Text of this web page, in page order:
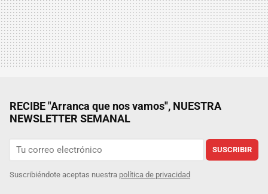
RECIBE "Arranca que nos vamos", NUESTRA
NEWSLETTER SEMANAL
SUSCRIBIR
Suscribiéndote aceptas nuestra política de privacidad